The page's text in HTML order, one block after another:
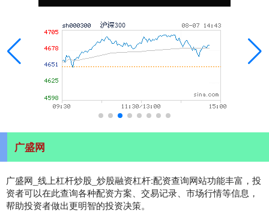
广盛网
广盛网_线上杠杆炒股_炒股融资杠杆:配资查询网站功能丰富，投
资者可以在此查询各种配资方案、交易记录、市场行情等信息，
帮助投资者做出更明智的投资决策。